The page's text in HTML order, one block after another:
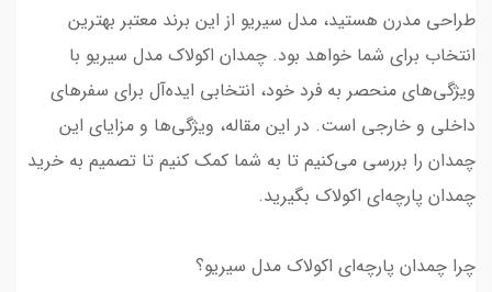
طراحی مدرن هستید، مدل سیریو از این برند معتبر بهترین
انتخاب برای شما خواهد بود. چمدان اکولاک مدل سیریو با
ویژگی‌های منحصر به فرد خود، انتخابی ایده‌آل برای سفرهای
داخلی و خارجی است. در این مقاله، ویژگی‌ها و مزایای این
چمدان را بررسی می‌کنیم تا به شما کمک کنیم تا تصمیم به خرید
چمدان پارچه‌ای اکولاک بگیرید.
چرا چمدان پارچه‌ای اکولاک مدل سیریو؟